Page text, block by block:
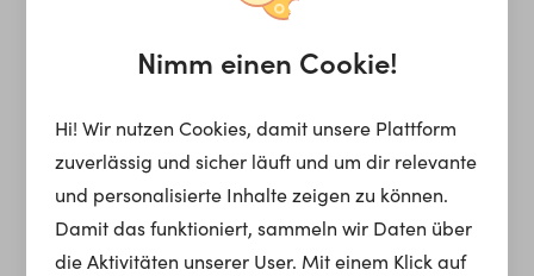
Nimm einen Cookie!
Hi! Wir nutzen Cookies, damit unsere Plattform
zuverlässig und sicher läuft und um dir relevante
und personalisierte Inhalte zeigen zu können.
Damit das funktioniert, sammeln wir Daten über
die Aktivitäten unserer User. Mit einem Klick auf